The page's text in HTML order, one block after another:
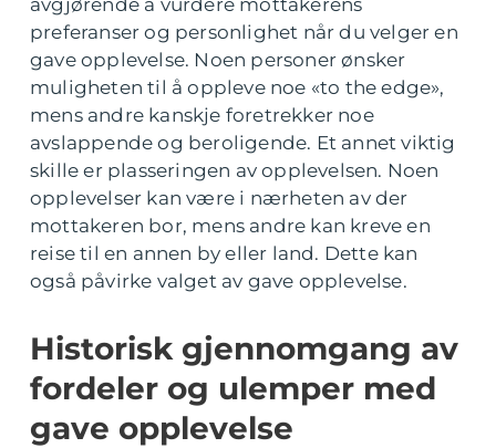
preferanser og personlighet når du velger en
gave opplevelse. Noen personer ønsker
muligheten til å oppleve noe «to the edge»,
mens andre kanskje foretrekker noe
avslappende og beroligende. Et annet viktig
skille er plasseringen av opplevelsen. Noen
opplevelser kan være i nærheten av der
mottakeren bor, mens andre kan kreve en
reise til en annen by eller land. Dette kan
også påvirke valget av gave opplevelse.
Historisk gjennomgang av
fordeler og ulemper med
gave opplevelse